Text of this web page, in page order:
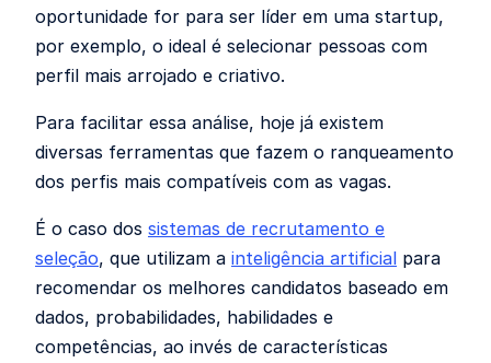
oportunidade for para ser líder em uma startup,
por exemplo, o ideal é selecionar pessoas com
perfil mais arrojado e criativo.
Para facilitar essa análise, hoje já existem
diversas ferramentas que fazem o ranqueamento
dos perfis mais compatíveis com as vagas.
É o caso dos sistemas de recrutamento e
seleção, que utilizam a inteligência artificial para
recomendar os melhores candidatos baseado em
dados, probabilidades, habilidades e
competências, ao invés de características